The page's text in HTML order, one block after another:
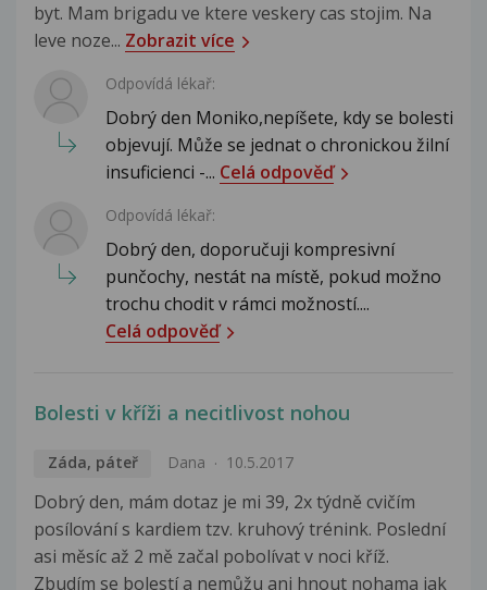
byt. Mam brigadu ve ktere veskery cas stojim. Na
leve noze... Zobrazit více
Odpovídá lékař:
Dobrý den Moniko,nepíšete, kdy se bolesti
objevují. Může se jednat o chronickou žilní
insuficienci -... Celá odpověď
Odpovídá lékař:
Dobrý den, doporučuji kompresivní
punčochy, nestát na místě, pokud možno
trochu chodit v rámci možností....
Celá odpověď
Bolesti v kříži a necitlivost nohou
Záda, páteř Dana 10.5.2017
Dobrý den, mám dotaz je mi 39, 2x týdně cvičím
posílování s kardiem tzv. kruhový trénink. Poslední
asi měsíc až 2 mě začal pobolívat v noci kříž.
Zbudím se bolestí a nemůžu ani hnout nohama jak